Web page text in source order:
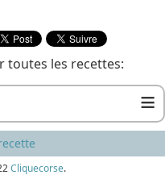
toutes les recettes:
≡
Cliquecorse.